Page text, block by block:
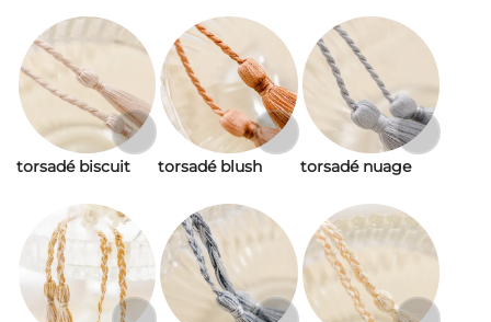
torsadé biscuit torsadé blush torsadé nuage